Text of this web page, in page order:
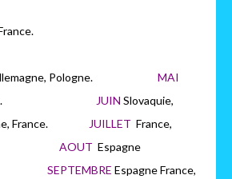
Allemagne, Pologne. MAI
JUIN Slovaquie,
France.
JUILLET France,
AOUT Espagne
SEPTEMBRE Espagne France,